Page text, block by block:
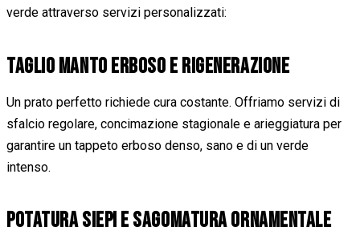
verde attraverso servizi personalizzati:
TAGLIO MANTO ERBOSO E RIGENERAZIONE
Un prato perfetto richiede cura costante. Offriamo servizi di
sfalcio regolare, concimazione stagionale e arieggiatura per
garantire un tappeto erboso denso, sano e di un verde
intenso.
POTATURA SIEPI E SAGOMATURA ORNAMENTALE